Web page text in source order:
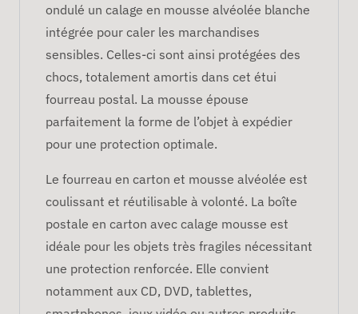
ondulé un calage en mousse alvéolée blanche
intégrée pour caler les marchandises
sensibles. Celles-ci sont ainsi protégées des
chocs, totalement amortis dans cet étui
fourreau postal. La mousse épouse
parfaitement la forme de l’objet à expédier
pour une protection optimale.
Le fourreau en carton et mousse alvéolée est
coulissant et réutilisable à volonté. La boîte
postale en carton avec calage mousse est
idéale pour les objets très fragiles nécessitant
une protection renforcée. Elle convient
notamment aux CD, DVD, tablettes,